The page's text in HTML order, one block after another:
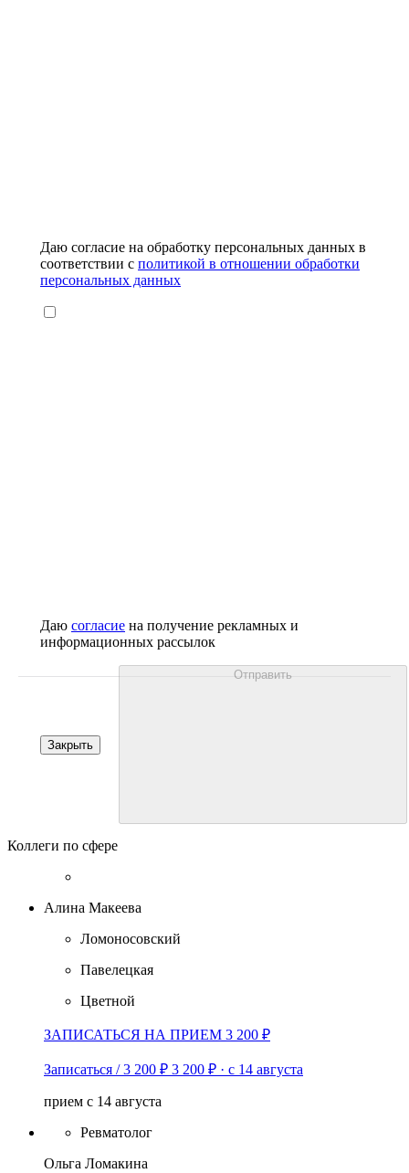
Даю согласие на обработку персональных данных в
соответствии с политикой в отношении обработки
персональных данных
Даю согласие на получение рекламных и
информационных рассылок
Закрыть
Отправить
Коллеги по сфере
Алина Макеева
Ломоносовский
Павелецкая
Цветной
ЗАПИСАТЬСЯ НА ПРИЕМ 3 200 ₽
Записаться / 3 200 ₽ 3 200 ₽ · с 14 августа
прием с 14 августа
Ревматолог
Ольга Ломакина